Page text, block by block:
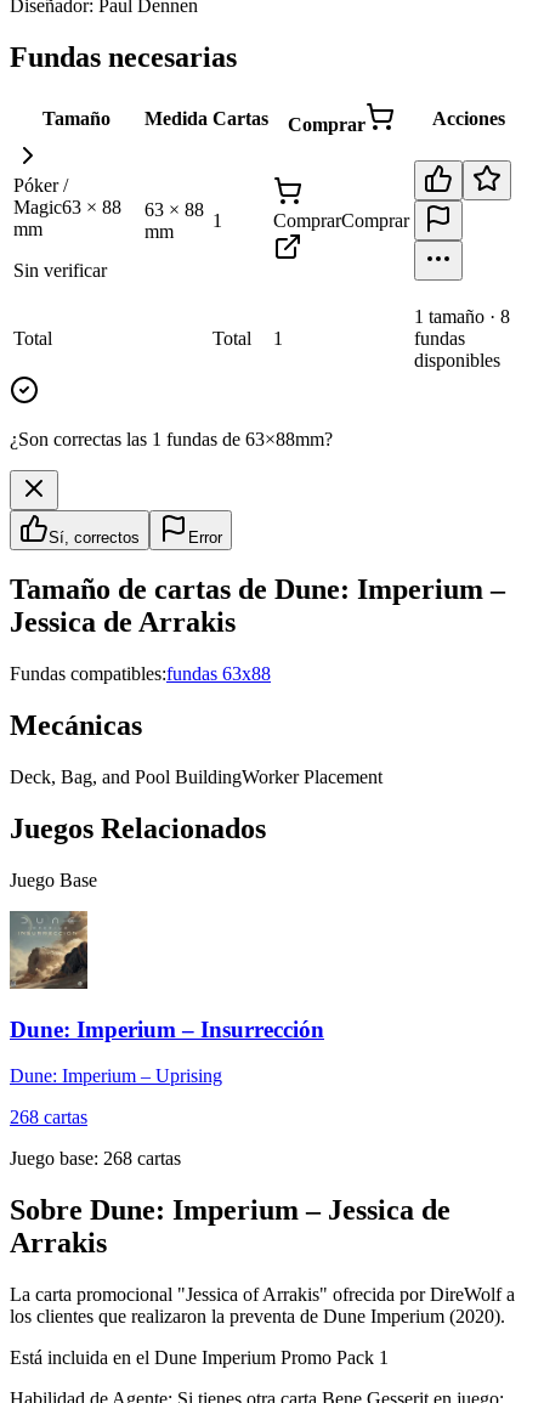
Diseñador: Paul Dennen
Fundas necesarias
Tamaño Medida Cartas Comprar Acciones
Póker /
Magic63 × 88
mm
Sin verificar
63 × 88
mm
1 ComprarComprar
Total Total 1
1 tamaño · 8
fundas
disponibles
¿Son correctas las 1 fundas de 63×88mm?
Sí, correctos Error
Tamaño de cartas de Dune: Imperium –
Jessica de Arrakis
Fundas compatibles:fundas 63x88
Mecánicas
Deck, Bag, and Pool BuildingWorker Placement
Juegos Relacionados
Juego Base
Dune: Imperium – Insurrección
Dune: Imperium – Uprising
268 cartas
Juego base: 268 cartas
Sobre Dune: Imperium – Jessica de
Arrakis
La carta promocional "Jessica of Arrakis" ofrecida por DireWolf a
los clientes que realizaron la preventa de Dune Imperium (2020).
Está incluida en el Dune Imperium Promo Pack 1